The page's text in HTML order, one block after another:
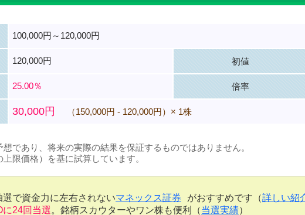
100,000円～120,000円
120,000円 初値
25.00％ 倍率
30,000円 （150,000円 - 120,000円）× 1株
であり、将来の実際の結果を保証するものではありません。
限価格）を基に試算しています。
選で資金力に左右されないマネックス証券 がおすすめです（詳しい紹
に24回当選。銘柄スカウターやワン株も便利（当選実績）